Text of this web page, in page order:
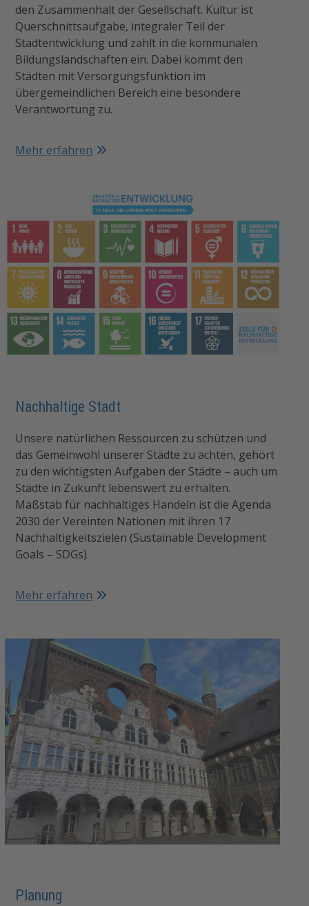
den Zusammenhalt der Gesellschaft. Kultur ist
Querschnittsaufgabe, integraler Teil der
Stadtentwicklung und zahlt in die kommunalen
Bildungslandschaften ein. Dabei kommt den
Städten mit Versorgungsfunktion im
übergemeindlichen Bereich eine besondere
Verantwortung zu.
Mehr erfahren
Nachhaltige Stadt
Unsere natürlichen Ressourcen zu schützen und
das Gemeinwohl unserer Städte zu achten, gehört
zu den wichtigsten Aufgaben der Städte – auch um
Städte in Zukunft lebenswert zu erhalten.
Maßstab für nachhaltiges Handeln ist die Agenda
2030 der Vereinten Nationen mit ihren 17
Nachhaltigkeitszielen (Sustainable Development
Goals – SDGs).
Mehr erfahren
Planung